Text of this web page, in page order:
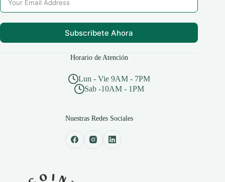
Subscribete Ahora
Horario de Atención
Lun - Vie 9AM - 7PM
Sab -10AM - 1PM
Nuestras Redes Sociales